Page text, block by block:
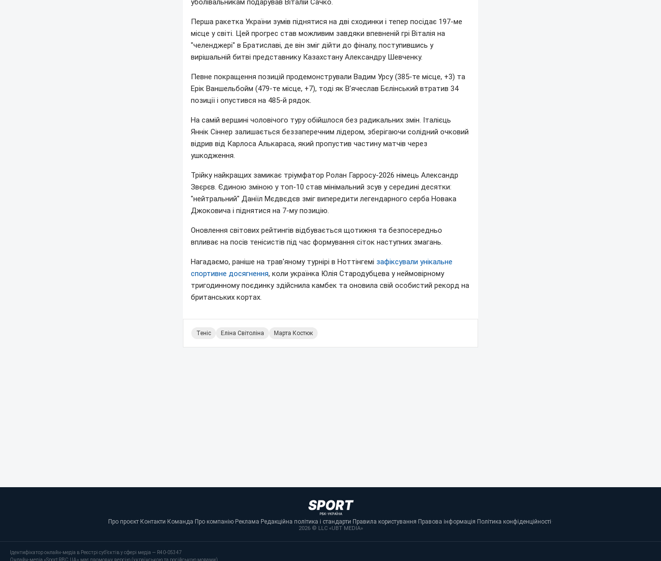
уболівальникам подарував Віталій Сачко.
Перша ракетка України зумів піднятися на дві сходинки і тепер посідає 197-ме
місце у світі. Цей прогрес став можливим завдяки впевненій грі Віталія на
"челенджері" в Братиславі, де він зміг дійти до фіналу, поступившись у
вирішальній битві представнику Казахстану Александру Шевченку.
Певне покращення позицій продемонстрували Вадим Урсу (385-те місце, +3) та
Ерік Ваншельбойм (479-те місце, +7), тоді як В'ячеслав Бєлінський втратив 34
позиції і опустився на 485-й рядок.
На самій вершині чоловічого туру обійшлося без радикальних змін. Італієць
Яннік Сіннер залишається беззаперечним лідером, зберігаючи солідний очковий
відрив від Карлоса Алькараса, який пропустив частину матчів через
ушкодження.
Трійку найкращих замикає тріумфатор Ролан Гарросу-2026 німець Александр
Звєрєв. Єдиною зміною у топ-10 став мінімальний зсув у середині десятки:
"нейтральний" Даніїл Мєдвєдєв зміг випередити легендарного серба Новака
Джоковича і піднятися на 7-му позицію.
Оновлення світових рейтингів відбувається щотижня та безпосередньо
впливає на посів тенісистів під час формування сіток наступних змагань.
Нагадаємо, раніше на трав'яному турнірі в Ноттінгемі зафіксували унікальне
спортивне досягнення, коли українка Юлія Стародубцева у неймовірному
тригодинному поєдинку здійснила камбек та оновила свій особистий рекорд на
британських кортах.
Теніс Еліна Світоліна Марта Костюк
Про проєкт· Контакти· Команда· Про компанію· Реклама· Редакційна політика і стандарти· Правила користування· Правова інформація· Політика конфіденційності·
2026 © LLC «UBT MEDIA»
Ідентифікатор онлайн-медіа в Реєстрі суб’єктів у сфері медіа — R40-05347